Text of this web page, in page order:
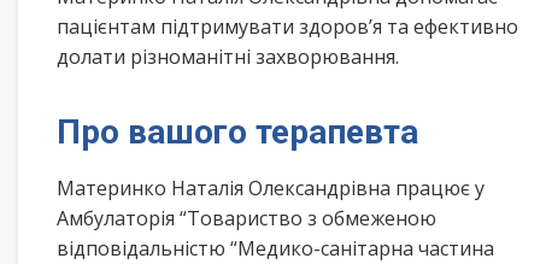
пацієнтам підтримувати здоров’я та ефективно
долати різноманітні захворювання.
Про вашого терапевта
Материнко Наталія Олександрівна працює у
Амбулаторія “Товариство з обмеженою
відповідальністю “Медико-санітарна частина